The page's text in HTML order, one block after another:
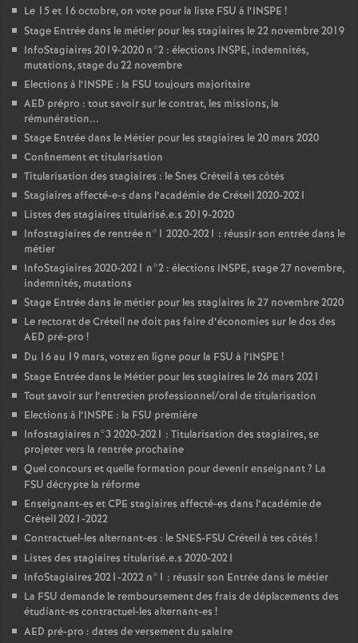
Le 15 et 16 octobre, on vote pour la liste FSU à l’INSPE !
Stage Entrée dans le métier pour les stagiaires le 22 novembre 2019
InfoStagiaires 2019-2020 n°2 : élections INSPE, indemnités,
mutations, stage du 22 novembre
Elections à l’INSPE : la FSU toujours majoritaire
AED prépro : tout savoir sur le contrat, les missions, la
rémunération...
Stage Entrée dans le Métier pour les stagiaires le 20 mars 2020
Confinement et titularisation
Titularisation des stagiaires : le Snes Créteil à tes côtés
Stagiaires affecté-e-s dans l’académie de Créteil 2020-2021
Listes des stagiaires titularisé.e.s 2019-2020
Infostagiaires de rentrée n°1 2020-2021 : réussir son entrée dans le
métier
InfoStagiaires 2020-2021 n°2 : élections INSPE, stage 27 novembre,
indemnités, mutations
Stage Entrée dans le métier pour les stagiaires le 27 novembre 2020
Le rectorat de Créteil ne doit pas faire d’économies sur le dos des
AED pré-pro !
Du 16 au 19 mars, votez en ligne pour la FSU à l’INSPE !
Stage Entrée dans le Métier pour les stagiaires le 26 mars 2021
Tout savoir sur l’entretien professionnel/oral de titularisation
Elections à l’INSPE : la FSU première
Infostagiaires n°3 2020-2021 : Titularisation des stagiaires, se
projeter vers la rentrée prochaine
Quel concours et quelle formation pour devenir enseignant? La
FSU décrypte la réforme
Enseignant-es etCPE stagiaires affecté-es dans l’académie de
Créteil 2021-2022
Contractuel-les alternant-es : leSNES-FSU Créteil à tes côtés !
Listes des stagiaires titularisé.e.s 2020-2021
InfoStagiaires 2021-2022 n°1 : réussir son Entrée dans le métier
La FSU demande le remboursement des frais de déplacements des
étudiant-es contractuel-les alternant-es !
AED pré-pro : dates de versement du salaire